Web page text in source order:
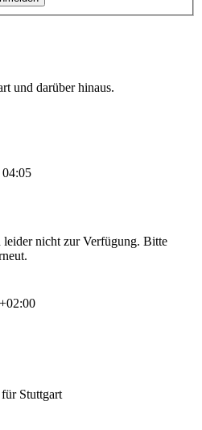
und darüber hinaus.
leider nicht zur Verfügung. Bitte
Stuttgart